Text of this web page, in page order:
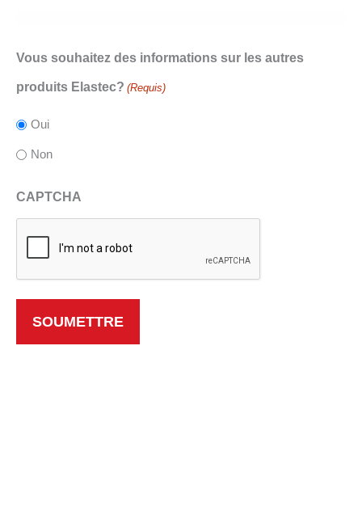
Vous souhaitez des informations sur les autres
produits Elastec? (Requis)
Oui
Non
CAPTCHA